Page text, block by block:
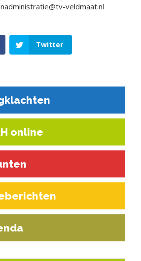
veldmaat.nl
Twitter
online